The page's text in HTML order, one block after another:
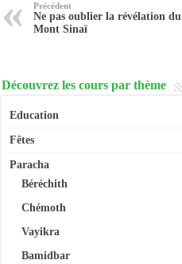
Précédent
Ne pas oublier la révélation du
Mont Sinaï
Découvrez les cours par thème
Education
Fêtes
Paracha
Béréchith
Chémoth
Vayikra
Bamidbar